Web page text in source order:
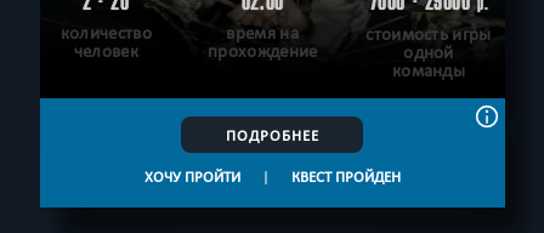
количество
человек
время на
прохождение
стоимость игры
одной
команды
ПОДРОБНЕЕ
ХОЧУ ПРОЙТИ | КВЕСТ ПРОЙДЕН